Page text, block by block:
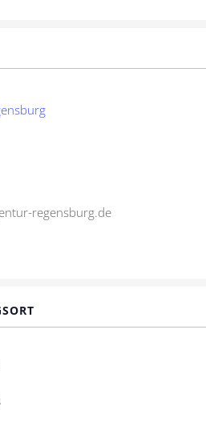
regensburg.de